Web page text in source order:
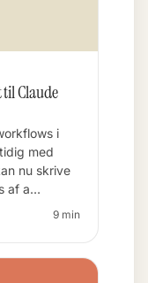
Claude
i
med
nu skrive
af a…
9 min